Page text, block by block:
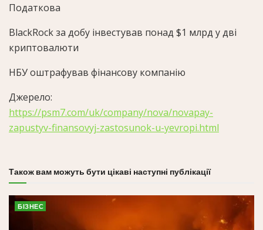
Податкова
BlackRock за добу інвестував понад $1 млрд у дві
криптовалюти
НБУ оштрафував фінансову компанію
Джерело:
https://psm7.com/uk/company/nova/novapay-
zapustyv-finansovyj-zastosunok-u-yevropi.html
Також вам можуть бути цікаві наступні публікації
БІЗНЕС